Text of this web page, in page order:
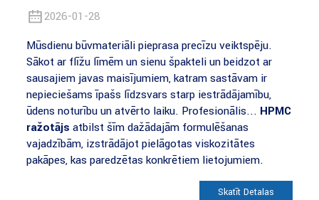
2026-01-28
Mūsdienu būvmateriāli pieprasa precīzu veiktspēju.
Sākot ar flīžu līmēm un sienu špakteli un beidzot ar
sausajiem javas maisījumiem, katram sastāvam ir
nepieciešams īpašs līdzsvars starp iestrādājamību,
ūdens noturību un atvērto laiku. Profesionālis... HPMC
ražotājs atbilst šīm dažādajām formulēšanas
vajadzībām, izstrādājot pielāgotas viskozitātes
pakāpes, kas paredzētas konkrētiem lietojumiem.
Skatīt Detaļas